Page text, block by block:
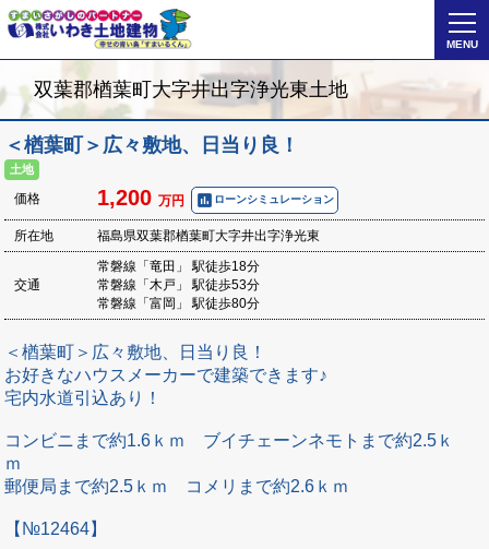
MENU
双葉郡楢葉町大字井出字浄光東土地
＜楢葉町＞広々敷地、日当り良！
土地
価格 1,200 万円 poll ローンシミュレーション
所在地 福島県双葉郡楢葉町大字井出字浄光東
交通
常磐線「竜田」 駅徒歩18分
常磐線「木戸」 駅徒歩53分
常磐線「富岡」 駅徒歩80分
＜楢葉町＞広々敷地、日当り良！
お好きなハウスメーカーで建築できます♪
宅内水道引込あり！
コンビニまで約1.6ｋｍ ブイチェーンネモトまで約2.5ｋ
ｍ
郵便局まで約2.5ｋｍ コメリまで約2.6ｋｍ
【№12464】